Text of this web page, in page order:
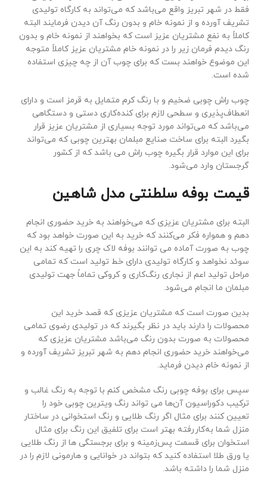
فقط در شهر تبریز واقع می‌باشد که می‌تواند به کارگاه تولیدی
تشریف آورده و از نمونه خام و بدون رنگ آن دیدن فرمایند البته
کاملاً به نفع مشتریان عزیز است که بخواهند از نمونه خام و بدون
رنگ دیدم فرمان زیر را در نمونه خام مشتریان عزیز کاملاً متوجه
این موضوع خواهند بست که برای چوب آن از چه چیزی استفاده
شده است.
چوب راش چوبی ضخیم و با رنگ کرم متمایل به قرمز است و دارای
انعطاف‌پذیری و سطحی لازم برای کنده‌کاری دستی و دستگاهی
می‌باشد که می‌تواند مورد توجه بسیاری از مشتریان عزیز قرار
بگیرد البته برای ساخت صنایع مبلمان بهترین چوبی که می‌تواند
برای این موارد قرار بگیره چوب راش می باشد که از کشور
گرجستان وارد می‌شود.
قیمت بوفه سلطنتی مدل شاهین
البته برای مشتریان عزیزی که می‌خواهند به خرید حضوری انجام
دهم و همواره فکر می‌کنند که خرید به این صورت خواهد بود که
چوب به صورت آماده می توانند بوفه لاک چری را تهیه کند به این
سوئد نخواهد و کارگاه تولیدی دارای خط تولید است که تمامی
مراحل تولید اعم از نجاری رنگ‌کاری و کروکی تماماً جهت تولیدی
مبلمان ما انجام می‌شود.
بدین صورت است که مشتریان عزیزی که قصد خرید این
محصولات را دارند باید در نظر بگیرند که در تولیدی رضوی تمامی
محصولات به صورت بدون رنگ می‌باشد مشتریان عزیزی که
می‌خواهند خرید حضوری انجام دهم به شهر تبریز تشریف آورده و
از نمونه خام دیدن فرماید.
سپس برای بوفه چوبی رنگ مشخص کنم با توجه به رنگ غالب و
ترکیب دکوراسیون آن‌ها می تواند رنگ ویترین چوبی خود را
تعیین کنند برای مثال اگر رنگ طلایی و رنگ استخوانی در ساختار
منزل شما به‌کاررفته بهتر است برای تلفیق این رنگ برای مثال
استخوان برای قسمت پس‌زمینه و برای برجستگی ها از رنگ طلایی
یا ورق طلا استفاده کنید که بتواند در خوانایی و هارمونی لازم را در
منزل شما را داشته باشد.